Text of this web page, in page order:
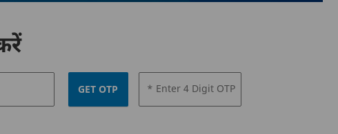
GET OTP * Enter 4 Digit OTP